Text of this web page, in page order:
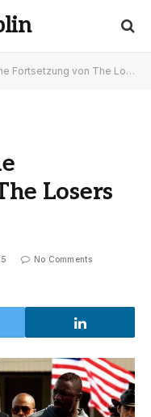
von The Losers gab
Losers
No Comments